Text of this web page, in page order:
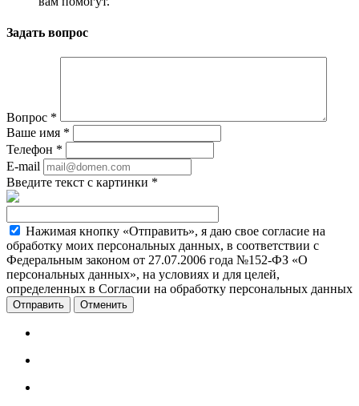
Задать вопрос
Вопрос *
Ваше имя *
Телефон *
E-mail
Введите текст с картинки *
Нажимая кнопку «Отправить», я даю свое согласие на
обработку моих персональных данных, в соответствии с
Федеральным законом от 27.07.2006 года №152-ФЗ «О
персональных данных», на условиях и для целей,
определенных в Согласии на обработку персональных данных
Отменить